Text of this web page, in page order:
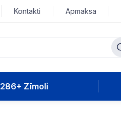
Kontakti Apmaksa
286+ Zīmoli